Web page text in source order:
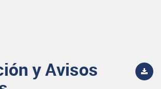
y Avisos